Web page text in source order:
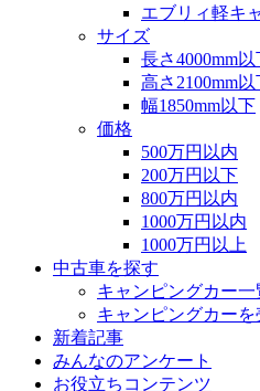
エブリィ軽キ
サイズ
長さ4000mm以
高さ2100mm以
幅1850mm以下
価格
500万円以内
200万円以下
800万円以内
1000万円以内
1000万円以上
中古車を探す
キャンピングカー一
キャンピングカーを
新着記事
みんなのアンケート
お役立ちコンテンツ